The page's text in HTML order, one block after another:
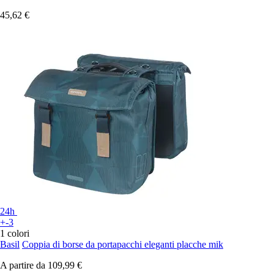
45,62 €
24h
+-3
1 colori
Basil Coppia di borse da portapacchi eleganti placche mik
A partire da 109,99 €